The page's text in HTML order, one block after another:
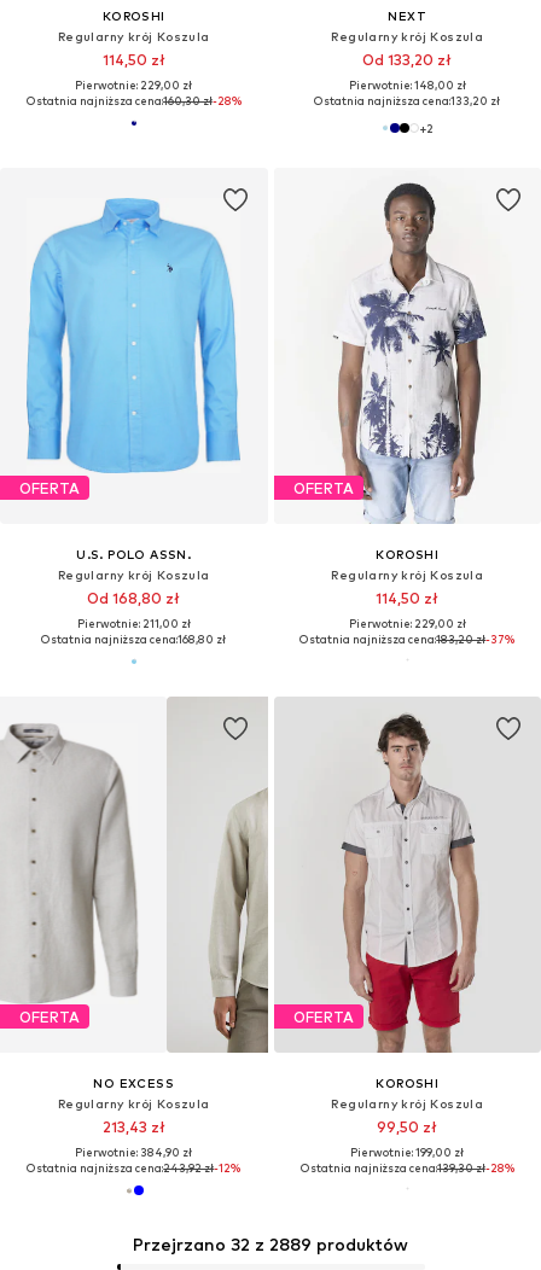
KOROSHI
Regularny krój Koszula
114,50 zł
Pierwotnie: 229,00 zł
Ostatnia najniższa cena:160,30 zł-28%
NEXT
Regularny krój Koszula
Od 133,20 zł
Pierwotnie: 148,00 zł
Ostatnia najniższa cena:133,20 zł
+2
OFERTA
U.S. POLO ASSN.
Regularny krój Koszula
Od 168,80 zł
Pierwotnie: 211,00 zł
Ostatnia najniższa cena:168,80 zł
OFERTA
KOROSHI
Regularny krój Koszula
114,50 zł
Pierwotnie: 229,00 zł
Ostatnia najniższa cena:183,20 zł-37%
OFERTA
NO EXCESS
Regularny krój Koszula
213,43 zł
Pierwotnie: 384,90 zł
Ostatnia najniższa cena:243,92 zł-12%
OFERTA
KOROSHI
Regularny krój Koszula
99,50 zł
Pierwotnie: 199,00 zł
Ostatnia najniższa cena:139,30 zł-28%
Przejrzano 32 z 2889 produktów